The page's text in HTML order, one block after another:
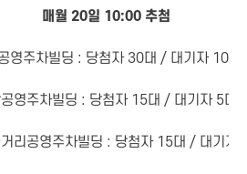
매월 20일 10:00 추첨
영주차빌딩 : 당첨자 30대 / 대기자 10대
영주차빌딩 : 당첨자 15대 / 대기자 5대
리공영주차빌딩 : 당첨자 15대 / 대기자